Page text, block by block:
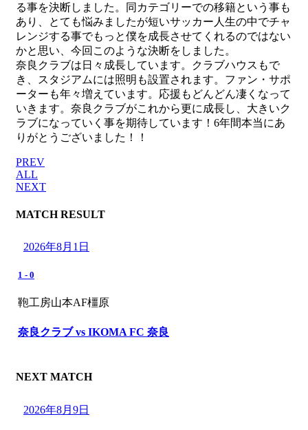
る事を決断しました。同カテゴリーでの移籍という事も
あり、とても悩みましたが短いサッカー人生の中でチャ
レンジする事でもっと僕を成長させてくれるのではない
かと思い、今回このような決断をしました。
奈良クラブは日々成長しています。クラブハウスもで
き、スタジアムには照明も設置されます。ファン・サポ
ーターも年々増えています。応援もどんどん凄くなって
いきます。奈良クラブがこれから更に成長し、大きいク
ラブになっていく事を期待しています！6年間本当にあ
りがとうございました！！
PREV
ALL
NEXT
MATCH RESULT
2026年8月1日
1 - 0
鞄工房山本AF橿原
奈良クラブ vs IKOMA FC 奈良
NEXT MATCH
2026年8月9日